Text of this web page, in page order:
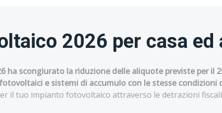
2026 per casa ed
ha scongiurato la riduzione delle aliquote previste per il
e sistemi di accumulo con le stesse condizioni
il tuo impianto fotovoltaico attraverso le detrazioni fiscali